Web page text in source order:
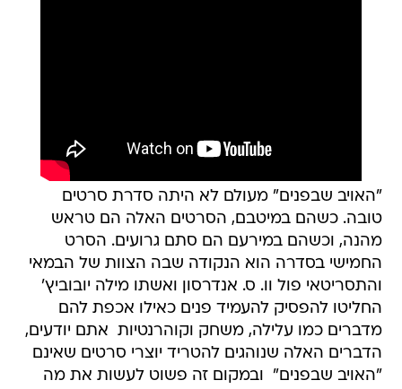
"האויב שבפנים" מעולם לא היתה סדרת סרטים
טובה. כשהם במיטבם, הסרטים האלה הם טראש
מהנה, וכשהם במירעם הם סתם גרועים. הסרט
החמישי בסדרה הוא הנקודה שבה הצוות של הבמאי
והתסריטאי פול וו. ס. אנדרסון ואשתו מילה יובוביץ'
החליטו להפסיק להעמיד פנים כאילו אכפת להם
מדברים כמו עלילה, משחק וקוהרנטיות  אתם יודעים,
הדברים האלה שנוהגים להטריד יוצרי סרטים שאינם
"האויב שבפנים"  ובמקום זה פשוט לעשות את מה